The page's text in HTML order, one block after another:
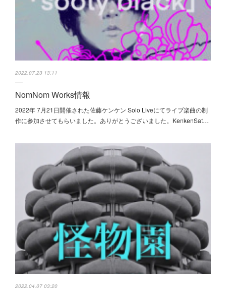
2022.07.23 13:11
NomNom Works情報
2022年 7月21日開催された佐藤ケンケン Solo Liveにてライブ楽曲の制
作に参加させてもらいました。ありがとうございました。KenkenSat…
2022.04.07 03:20